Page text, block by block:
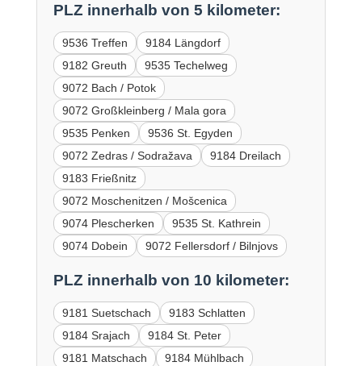
PLZ innerhalb von 5 kilometer:
9536 Treffen
9184 Längdorf
9182 Greuth
9535 Techelweg
9072 Bach / Potok
9072 Großkleinberg / Mala gora
9535 Penken
9536 St. Egyden
9072 Zedras / Sodražava
9184 Dreilach
9183 Frießnitz
9072 Moschenitzen / Mošcenica
9074 Plescherken
9535 St. Kathrein
9074 Dobein
9072 Fellersdorf / Bilnjovs
PLZ innerhalb von 10 kilometer:
9181 Suetschach
9183 Schlatten
9184 Srajach
9184 St. Peter
9181 Matschach
9184 Mühlbach